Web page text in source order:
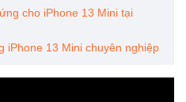
cho iPhone 13 Mini tại
iPhone 13 Mini chuyên nghiệp